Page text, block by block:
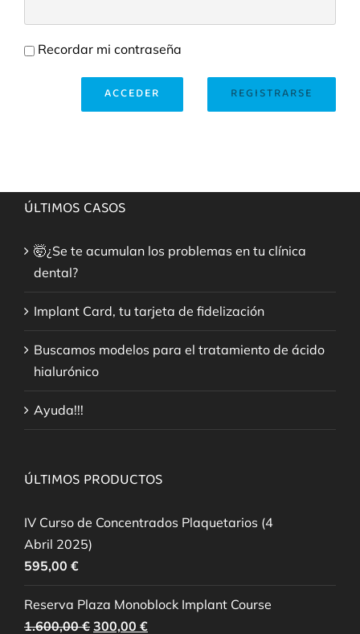
Recordar mi contraseña
REGISTRARSE
ACCEDER
ÚLTIMOS CASOS
🤯¿Se te acumulan los problemas en tu clínica
dental?
Implant Card, tu tarjeta de fidelización
Buscamos modelos para el tratamiento de ácido
hialurónico
Ayuda!!!
ÚLTIMOS PRODUCTOS
IV Curso de Concentrados Plaquetarios (4
Abril 2025)
595,00 €
Reserva Plaza Monoblock Implant Course
1.600,00€ El
300,00 €El